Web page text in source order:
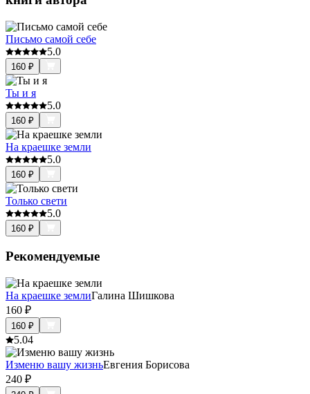
Письмо самой себе
5.0
160 ₽
Ты и я
5.0
160 ₽
На краешке земли
5.0
160 ₽
Только свети
5.0
160 ₽
Рекомендуемые
На краешке землиГалина Шишкова
160 ₽
160 ₽
5.04
Изменю вашу жизньЕвгения Борисова
240 ₽